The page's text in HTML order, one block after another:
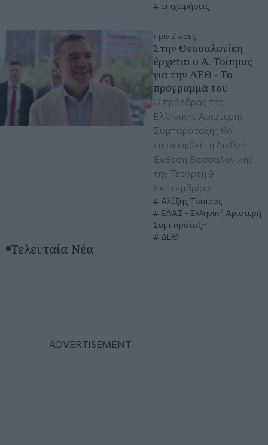
επιχειρήσεις
πριν 2 ώρες
Στην Θεσσαλονίκη
έρχεται ο Α. Τσίπρας
για την ΔΕΘ - Το
πρόγραμμά του
Ο πρόεδρος της
Ελληνικής Αριστερής
Συμπαράταξης θα
επισκεφθεί τη Διεθνή
Έκθεση Θεσσαλονίκης
την Τετάρτη 9
Σεπτεμβρίου
Αλέξης Τσίπρας
ΕΛΑΣ - Ελληνική Αριστερή
Συμπαράταξη
ΔΕΘ
Τελευταία Νέα